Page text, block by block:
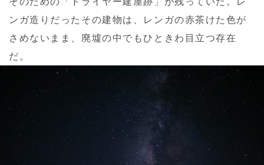
ンガ造りだったその建物は、レンガの赤茶けた色が
さめないまま、廃墟の中でもひときわ目立つ存在
だ。